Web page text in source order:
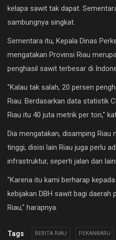
kelapa sawit tak dapat.
sambungnya singkat.
Sementara itu, Kepala Dinas
mengatakan Provinsi Riau
penghasil sawit terbesar di
"Kalau tak salah, 20 persen
Riau. Berdasarkan data statistik
Riau itu 40 juta metrik per ton,"
Dia mengatakan, disamping
tinggi, disisi lain Riau juga perlu
infrastruktur, seperti jalan dan
"Karena itu kami berharap
kebijakan DBH sawit bagi
Riau," harapnya.
Tags BERITA RIAU PEKANBARU